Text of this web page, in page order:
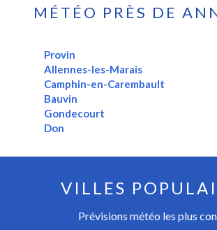
MÉTÉO PRÈS DE
Provin
Allennes-les-Marais
Camphin-en-Carembault
Bauvin
Gondecourt
Don
VILLES
Prévisions météo les plus